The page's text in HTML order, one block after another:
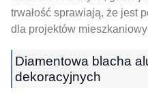
trwałość sprawiają, że jest
dla projektów
Diamentowa blacha
dekoracyjnych